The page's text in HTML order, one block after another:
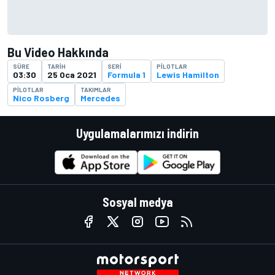
Bu Video Hakkında
SÜRE
03:30
TARIH
25 Oca 2021
SERI
Formula 1
PILOTLAR
Lewis Hamilton
PILOTLAR
Nico Rosberg
TAKIMLAR
Mercedes
Uygulamalarımızı indirin
Sosyal medya